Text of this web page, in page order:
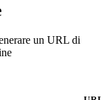
un URL di